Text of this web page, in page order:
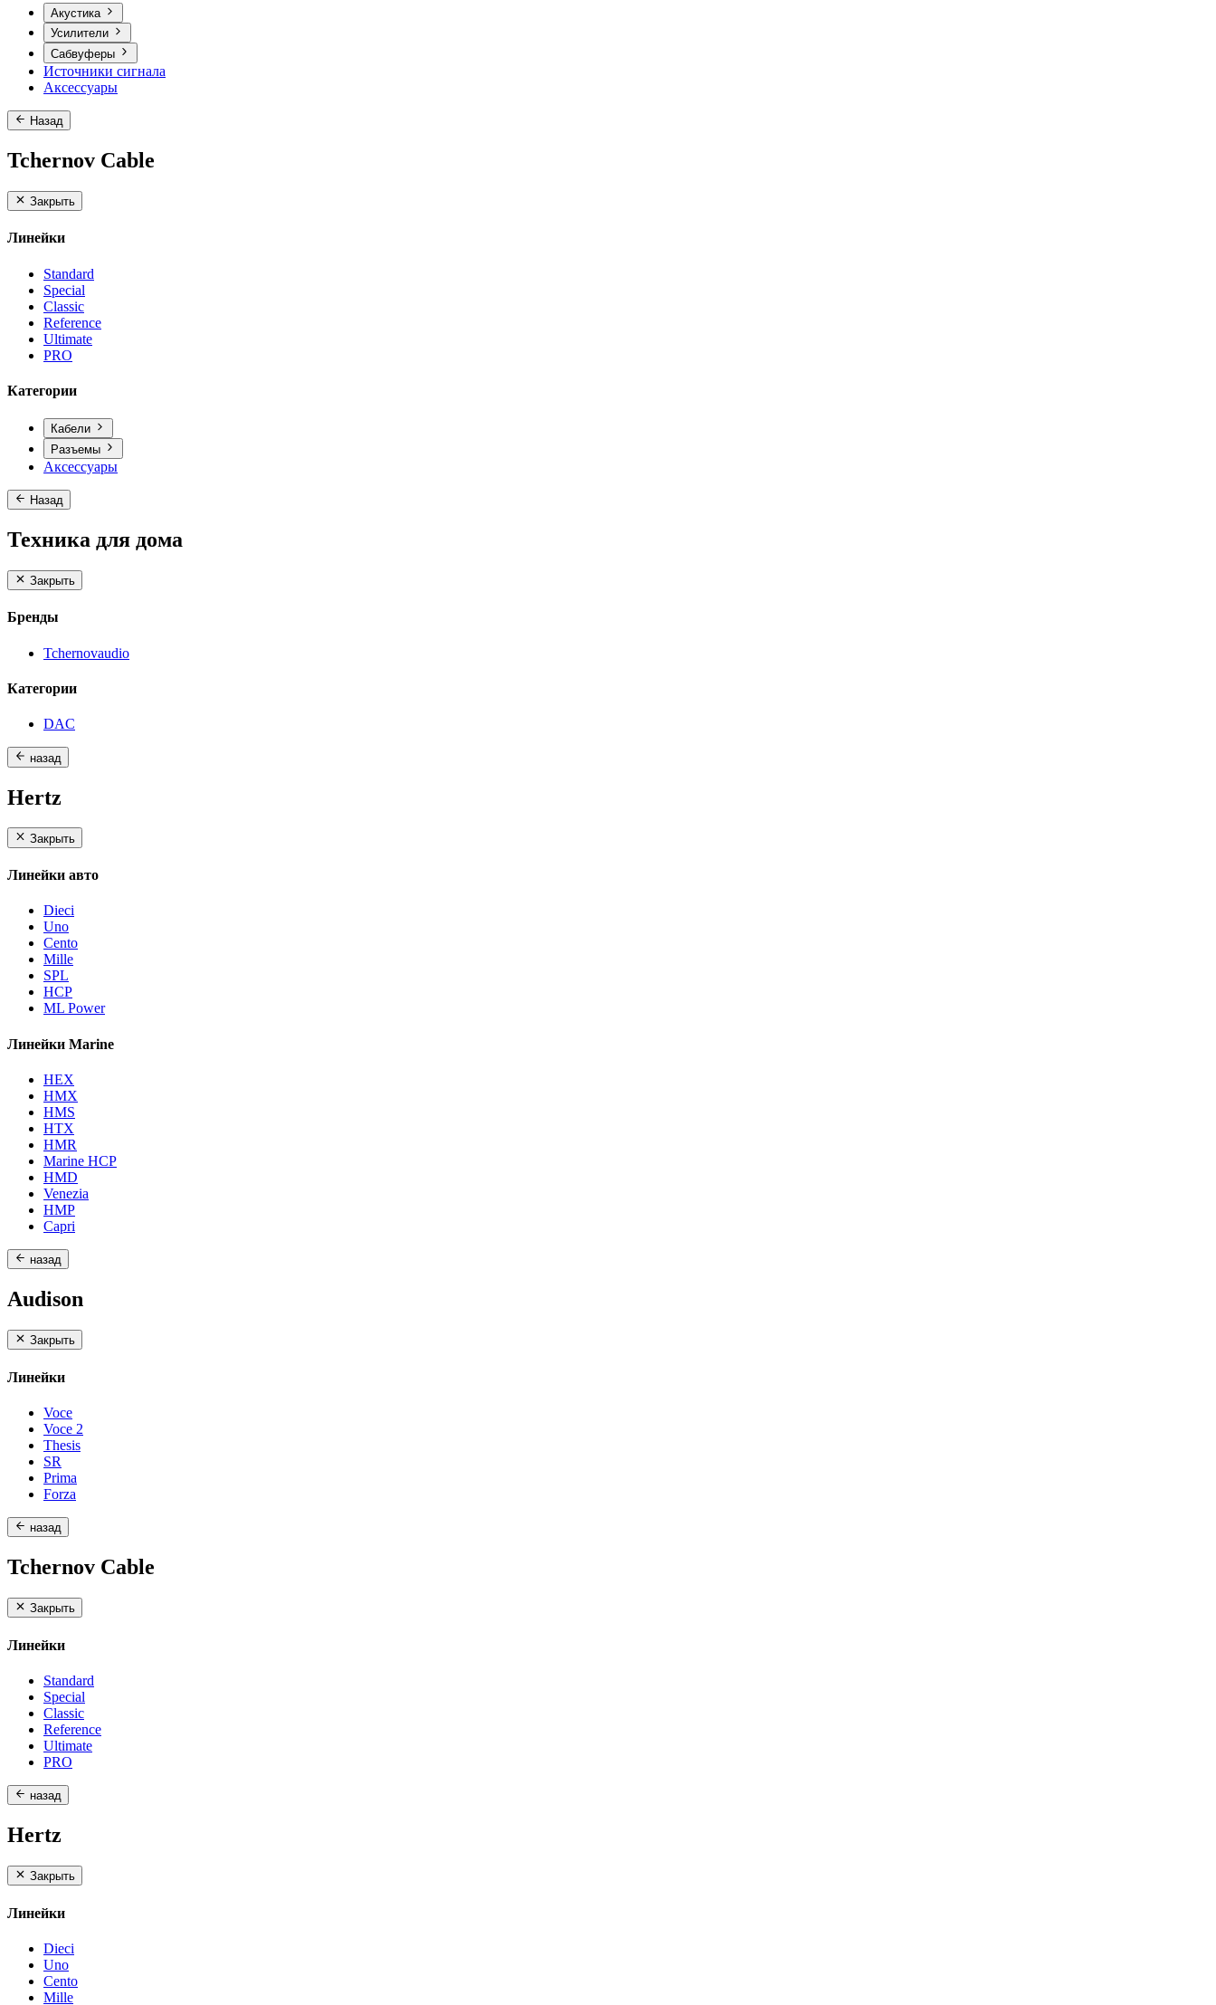
Акустика
Усилители
Сабвуферы
Источники сигнала
Аксессуары
Назад
Tchernov Cable
Закрыть
Линейки
Standard
Special
Classic
Reference
Ultimate
PRO
Категории
Кабели
Разъемы
Аксессуары
Назад
Техника для дома
Закрыть
Бренды
Tchernovaudio
Категории
DAC
назад
Hertz
Закрыть
Линейки авто
Dieci
Uno
Cento
Mille
SPL
HCP
ML Power
Линейки Marine
HEX
HMX
HMS
HTX
HMR
Marine HCP
HMD
Venezia
HMP
Capri
назад
Audison
Закрыть
Линейки
Voce
Voce 2
Thesis
SR
Prima
Forza
назад
Tchernov Cable
Закрыть
Линейки
Standard
Special
Classic
Reference
Ultimate
PRO
назад
Hertz
Закрыть
Линейки
Dieci
Uno
Cento
Mille